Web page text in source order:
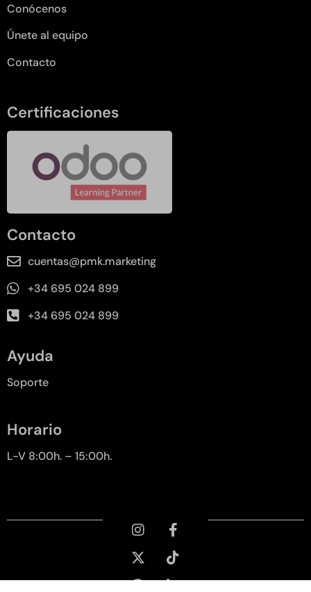
Conócenos
Únete al equipo
Contacto
Certificaciones
Contacto
cuentas@pmk.marketing
+34 695 024 899
+34 695 024 899
Ayuda
Soporte
Horario
L-V 8:00h. – 15:00h.